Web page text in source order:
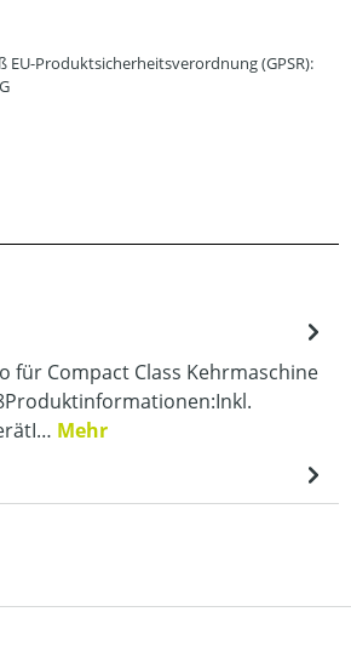
EU-Produktsicherheitsverordnung (GPSR):
für Compact Class Kehrmaschine
Mehr